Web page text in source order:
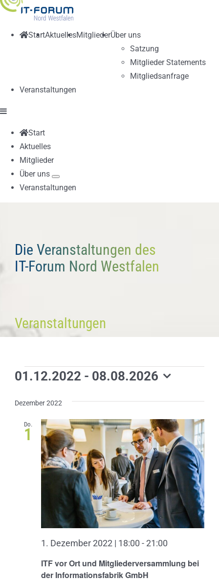
StartAktuellesMitgliederÜber uns
Satzung
Mitglieder Statements
Mitgliedsanfrage
Veranstaltungen
Start
Aktuelles
Mitglieder
Über uns
Veranstaltungen
Die Veranstaltungen des
IT-Forum Nord Westfalen
Veranstaltungen
Veranstaltungen
01.12.2022 - 08.08.2026
wählen.
Dezember 2022
Do.
1
ITF vor Ort und Mitgliederversammlung bei
der Informationsfabrik GmbH
1. Dezember 2022 | 18:00 - 21:00